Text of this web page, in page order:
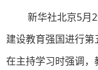
新华社北京5月
建设教育强国进行
在主持学习时强调